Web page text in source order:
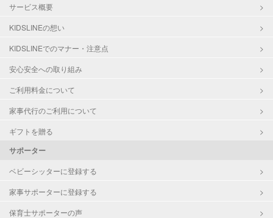
サービス概要
KIDSLINEの想い
KIDSLINEでのマナー・注意点
安心安全への取り組み
ご利用料金について
家事代行のご利用について
ギフトを贈る
サポーター
ベビーシッターに登録する
家事サポーターに登録する
保育士サポーターの声